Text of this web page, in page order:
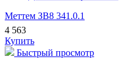
Меттем ЗВ8 341.0.1
4 563
Купить
Быстрый просмотр